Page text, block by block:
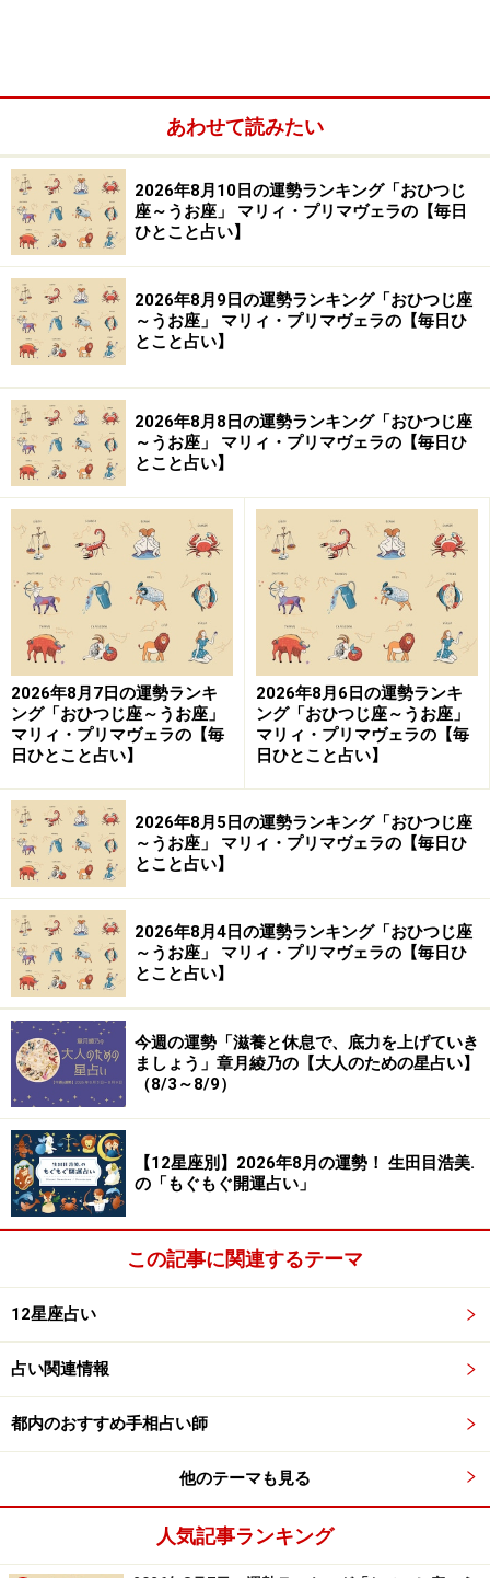
Amazonで占い関連の商品をチェック！
楽天市場で占い関連の商品をチェック！
あわせて読みたい
2026年8月10日の運勢ランキング「おひつじ
座～うお座」 マリィ・プリマヴェラの【毎日
ひとこと占い】
2026年8月9日の運勢ランキング「おひつじ座
～うお座」 マリィ・プリマヴェラの【毎日ひ
とこと占い】
2026年8月8日の運勢ランキング「おひつじ座
～うお座」 マリィ・プリマヴェラの【毎日ひ
とこと占い】
2026年8月7日の運勢ランキ
ング「おひつじ座～うお座」
マリィ・プリマヴェラの【毎
日ひとこと占い】
2026年8月6日の運勢ランキ
ング「おひつじ座～うお座」
マリィ・プリマヴェラの【毎
日ひとこと占い】
2026年8月5日の運勢ランキング「おひつじ座
～うお座」 マリィ・プリマヴェラの【毎日ひ
とこと占い】
2026年8月4日の運勢ランキング「おひつじ座
～うお座」 マリィ・プリマヴェラの【毎日ひ
とこと占い】
今週の運勢「滋養と休息で、底力を上げていき
ましょう」章月綾乃の【大人のための星占い】
（8/3～8/9）
【12星座別】2026年8月の運勢！ 生田目浩美.
の「もぐもぐ開運占い」
この記事に関連するテーマ
12星座占い
占い関連情報
都内のおすすめ手相占い師
他のテーマも見る
人気記事ランキング